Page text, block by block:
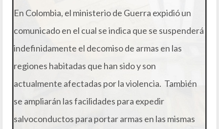
En Colombia, el ministerio de Guerra expidió un
comunicado en el cual se indica que se suspenderá
indefinidamente el decomiso de armas en las
regiones habitadas que han sido y son
actualmente afectadas por la violencia. También
se ampliarán las facilidades para expedir
salvoconductos para portar armas en las mismas